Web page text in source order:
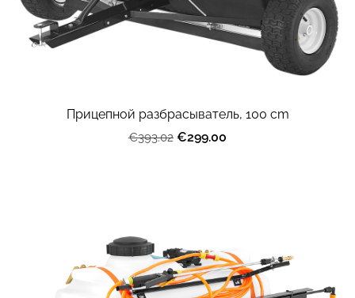
Прицепной разбрасыватель, 100 cm
€393.02 €299.00